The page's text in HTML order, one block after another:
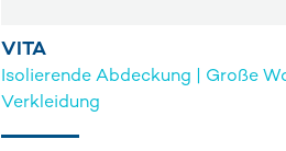
VITA
Isolierende Abdeckung | Große
Verkleidung